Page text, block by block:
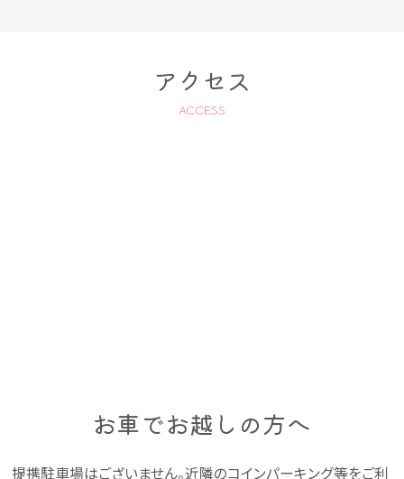
アクセス
ACCESS
お車でお越しの方へ
提携駐車場はございません。近隣のコインパーキング等をご利